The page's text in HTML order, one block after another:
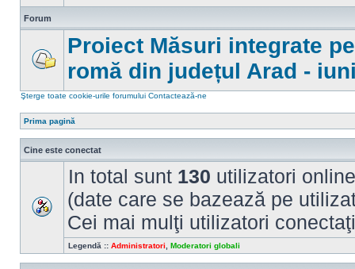
Forum
mesaje
necitite
Proiect Măsuri integrate
romă din județul Arad -
Şterge toate cookie-urile forumului Contactează-ne
Prima pagină
Cine este conectat
In total sunt 130 utilizatori
(date care se bazează pe
Cei mai mulţi utilizatori
Legendă :: Administratori Moderatori globali